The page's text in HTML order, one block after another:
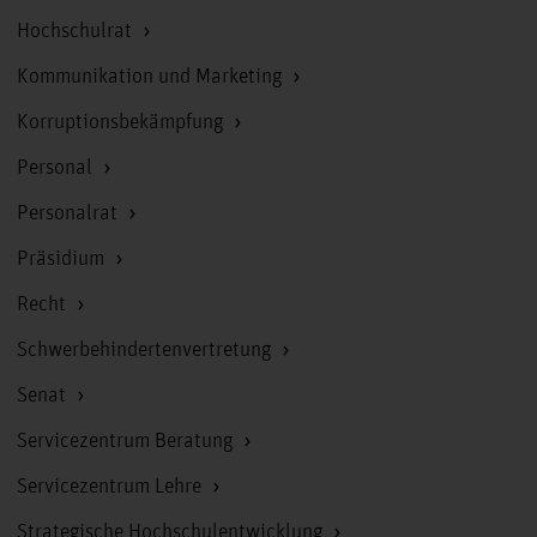
nehmen immer mehr eindrang
die mit LIYA die erste
Hochschulrat
Kommunikation und Marketing
Korruptionsbekämpfung
Personal
Personalrat
Präsidium
Recht
Schwerbehindertenvertretung
Senat
Servicezentrum Beratung
Servicezentrum Lehre